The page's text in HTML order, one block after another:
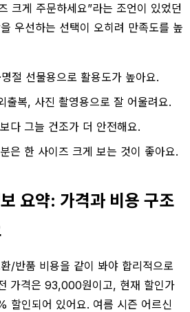
크게 주문하세요”라는 조언이 있었던
우선하는 선택이 오히려 만족도를 높
명절 선물용으로 활용도가 높아요.
출복, 사진 촬영용으로 잘 어울려요.
다 그늘 건조가 더 안전해요.
은 한 사이즈 크게 보는 것이 좋아요.
요약: 가격과 비용 구조
/반품 비용을 같이 봐야 합리적으로
가격은 93,000원이고, 현재 할인가
할인되어 있어요. 여름 시즌 어르신